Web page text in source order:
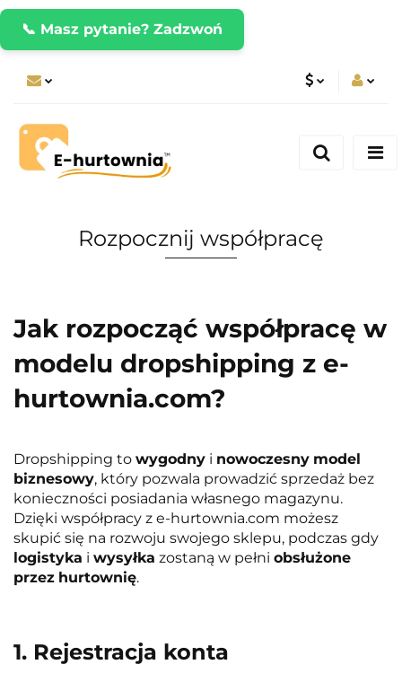
📞 Masz pytanie? Zadzwoń
CZK
Zarejestruj się
Rozpocznij współpracę
Jak rozpocząć współpracę w
modelu dropshipping z e-
hurtownia.com?
Dropshipping to wygodny i nowoczesny model
biznesowy, który pozwala prowadzić sprzedaż bez
konieczności posiadania własnego magazynu.
Dzięki współpracy z e-hurtownia.com możesz
skupić się na rozwoju swojego sklepu, podczas gdy
logistyka i wysyłka zostaną w pełni obsłużone
przez hurtownię.
1. Rejestracja konta